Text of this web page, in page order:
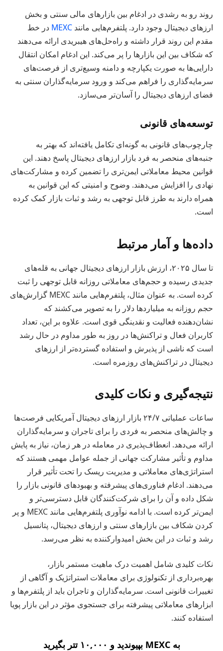
روند رو به رشدی در ادغام بین بازارهای مالی سنتی و بخش
ارزهای دیجیتال وجود دارد. پلتفرم‌هایی مانند MEXC در خط
مقدم این روند قرار داشته و راه‌حل‌های هیبریدی ارائه می‌دهند
که شکاف بین این بازارها را پر می‌کند. این ادغام امکان انتقال
دارایی‌ها به صورت یکپارچه و دامنه وسیع‌تری از فرصت‌های
سرمایه‌گذاری را فراهم می‌کند و ورود سرمایه‌گذاران سنتی به
فضای ارزهای دیجیتال را آسان‌تر می‌سازد.
توسعه‌های قانونی
چارچوب‌های قانونی به گونه‌ای تکامل یافته‌اند که بهتر به
جنبه‌های منحصر به فرد بازار ارزهای دیجیتال پاسخ دهند. این
قوانین محیط معاملاتی ایمن‌تری را تضمین کرده و مشارکت‌های
نهادی را افزایش می‌دهند. وضوح و امنیتی که این قوانین به
همراه دارند به طرز قابل توجهی به رشد و ثبات بازار کمک کرده
است.
داده‌ها و آمار مرتبط
تا سال ۲۰۲۵، ارزش بازار ارزهای دیجیتال جهانی به قله‌های
جدیدی رسیده و حجم‌های معاملاتی روزانه قابل توجهی را ثبت
کرده است. به عنوان مثال، پلتفرم‌هایی مانند MEXC گزارش‌های
حجم روزانه به میلیاردها دلار را به تصویر می‌کشند که
نشان‌دهنده فعالیت و نقدینگی قوی است. علاوه بر این، تعداد
کاربران فعال و تراکنش‌ها در روز به طور مداوم در حال رشد
است که ناشی از پذیرش و استفاده گسترده‌تر از ارزهای
دیجیتال در تراکنش‌های روزمره است.
نتیجه‌گیری و نکات کلیدی
ساعات عملیاتی ۲۴/۷ بازار ارزهای دیجیتال آمریکایی فرصت‌ها
و چالش‌های منحصر به فردی را برای تاجران و سرمایه‌گذاران
ارائه می‌دهد. انعطاف‌پذیری در معامله در هر زمان، نیاز به پایش
مداوم و تأثیر مشارکت جهانی از جمله عوامل مهمی هستند که
استراتژی‌های معاملاتی و مدیریت ریسک را تحت تأثیر قرار
می‌دهند. ادغام فناوری‌های پیشرفته و بهبودهای قانونی بازار را
شکل داده و آن را برای شرکت‌کنندگان قابل دسترسی‌تر و
ایمن‌تر کرده است. با ادامه نوآوری پلتفرم‌هایی مانند MEXC و پر
کردن شکاف بین بازارهای سنتی و ارزهای دیجیتال، پتانسیل
رشد و ثبات در این بخش امیدوارکننده به نظر می‌رسد.
نکات کلیدی شامل اهمیت درک ماهیت مستمر بازار،
بهره‌برداری از تکنولوژی برای معاملات استراتژیک و آگاهی از
تغییرات قانونی است. سرمایه‌گذاران و تاجران باید از پلتفرم‌ها و
ابزارهای معاملاتی پیشرفته برای جستجوی مؤثر در این بازار پویا
استفاده کنند.
به MEXC بپیوندید و ۱۰,۰۰۰ تتر بگیرید